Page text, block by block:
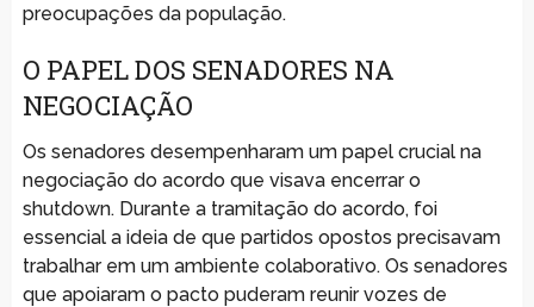
preocupações da população.
O PAPEL DOS SENADORES NA
NEGOCIAÇÃO
Os senadores desempenharam um papel crucial na
negociação do acordo que visava encerrar o
shutdown. Durante a tramitação do acordo, foi
essencial a ideia de que partidos opostos precisavam
trabalhar em um ambiente colaborativo. Os senadores
que apoiaram o pacto puderam reunir vozes de